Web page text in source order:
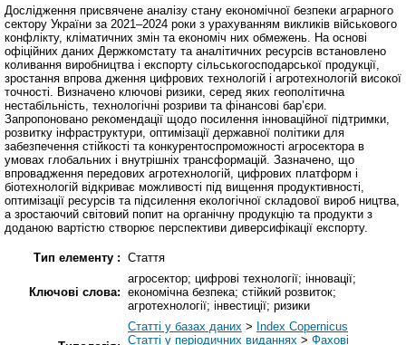
Дослідження присвячене аналізу стану економічної безпеки аграрного
сектору України за 2021–2024 роки з урахуванням викликів військового
конфлікту, кліматичних змін та економіч них обмежень. На основі
офіційних даних Держкомстату та аналітичних ресурсів встановлено
коливання виробництва і експорту сільськогосподарської продукції,
зростання впрова дження цифрових технологій і агротехнологій високої
точності. Визначено ключові ризики, серед яких геополітична
нестабільність, технологічні розриви та фінансові бар’єри.
Запропоновано рекомендації щодо посилення інноваційної підтримки,
розвитку інфраструктури, оптимізації державної політики для
забезпечення стійкості та конкурентоспроможності агросектора в
умовах глобальних і внутрішніх трансформацій. Зазначено, що
впровадження передових агротехнологій, цифрових платформ і
біотехнологій відкриває можливості під вищення продуктивності,
оптимізації ресурсів та підсилення екологічної складової вироб ництва,
а зростаючий світовий попит на органічну продукцію та продукти з
доданою вартістю створює перспективи диверсифікації експорту.
Тип елементу : Стаття
Ключові слова:
агросектор; цифрові технології; інновації;
економічна безпека; стійкий розвиток;
агротехнології; інвестиції; ризики
Статті у базах даних > Index Copernicus
Статті у періодичних виданнях > Фахові